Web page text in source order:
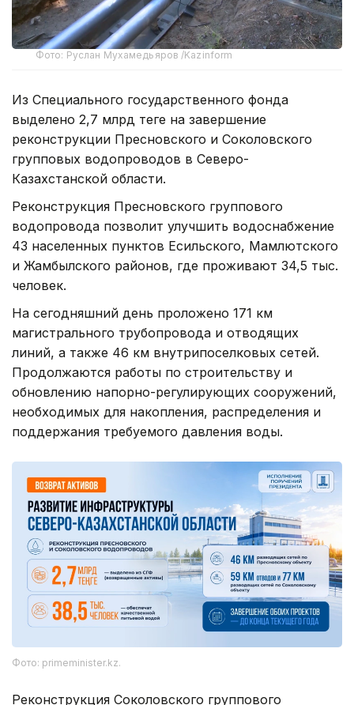
Фото: Руслан Мухамедьяров /Kazinform
Из Специального государственного фонда
выделено 2,7 млрд теңге на завершение
реконструкции Пресновского и Соколовского
групповых водопроводов в Северо-
Казахстанской области.
Реконструкция Пресновского группового
водопровода позволит улучшить водоснабжение
43 населенных пунктов Есильского, Мамлютского
и Жамбылского районов, где проживают 34,5 тыс.
человек.
На сегодняшний день проложено 171 км
магистрального трубопровода и отводящих
линий, а также 46 км внутрипоселковых сетей.
Продолжаются работы по строительству и
обновлению напорно-регулирующих сооружений,
необходимых для накопления, распределения и
поддержания требуемого давления воды.
Фото: primeminister.kz.
Реконструкция Соколовского группового